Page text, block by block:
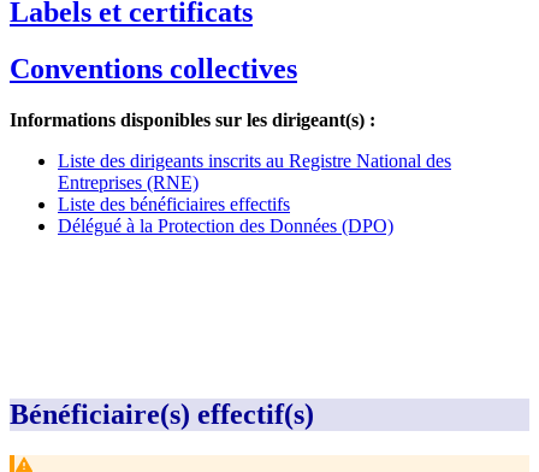
Labels et certificats
Conventions collectives
Informations disponibles sur les dirigeant(s) :
Liste des dirigeants inscrits au Registre National des
Entreprises (RNE)
Liste des bénéficiaires effectifs
Délégué à la Protection des Données (DPO)
Bénéficiaire(s) effectif(s)